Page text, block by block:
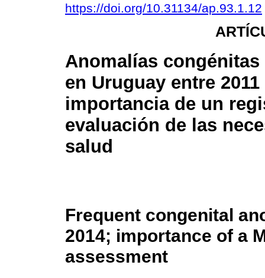
https://doi.org/10.31134/ap.93.1.12
Anomalías congénitas
en Uruguay entre 2011
importancia de un
evaluación de las
salud
Frequent congenital
2014; importance of a
assessment